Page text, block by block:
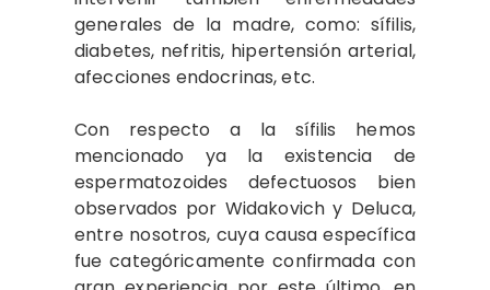
generales de la madre, como: sífilis,
diabetes, nefritis, hipertensión arterial,
afecciones endocrinas, etc.
Con respecto a la sífilis hemos
mencionado ya la existencia de
espermatozoides defectuosos bien
observados por Widakovich y Deluca,
entre nosotros, cuya causa específica
fue categóricamente confirmada con